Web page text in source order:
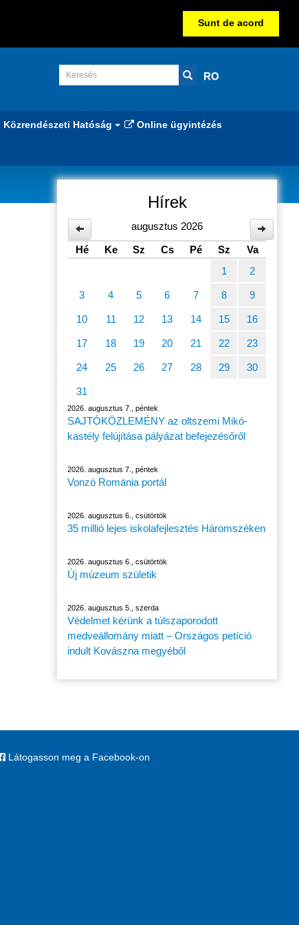
Sunt de acord
RO
Közrendészeti Hatóság Online ügyintézés
Hírek
augusztus 2026
Hé
Ke Sz Cs Pé Sz
Va
1
2
3 4 5 6 7 8 9
10 11 12 13 14 15 16
17 18 19 20 21 22 23
24 25 26 27 28 29 30
31
2026. augusztus 7., péntek
SAJTÓKÖZLEMÉNY az oltszemi Mikó-
kastély felújítása pályázat befejezésőről
2026. augusztus 7., péntek
Vonzó Románia portál
2026. augusztus 6., csütörtök
35 millió lejes iskolafejlesztés Háromszéken
2026. augusztus 6., csütörtök
Új múzeum születik
2026. augusztus 5., szerda
Védelmet kérünk a túlszaporodott
medveállomány miatt – Országos petíció
indult Kovászna megyéből
Látogasson meg a Facebook-on